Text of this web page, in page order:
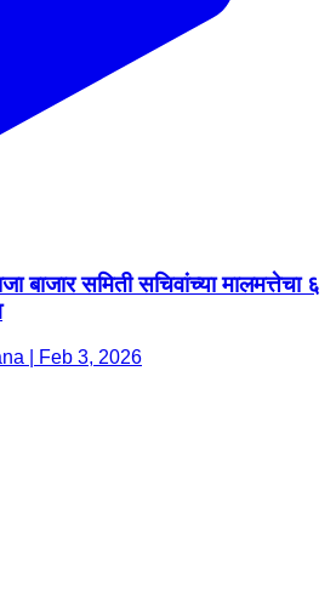
बाजार समिती सचिवांच्या मालमत्तेचा ६
| Feb 3, 2026